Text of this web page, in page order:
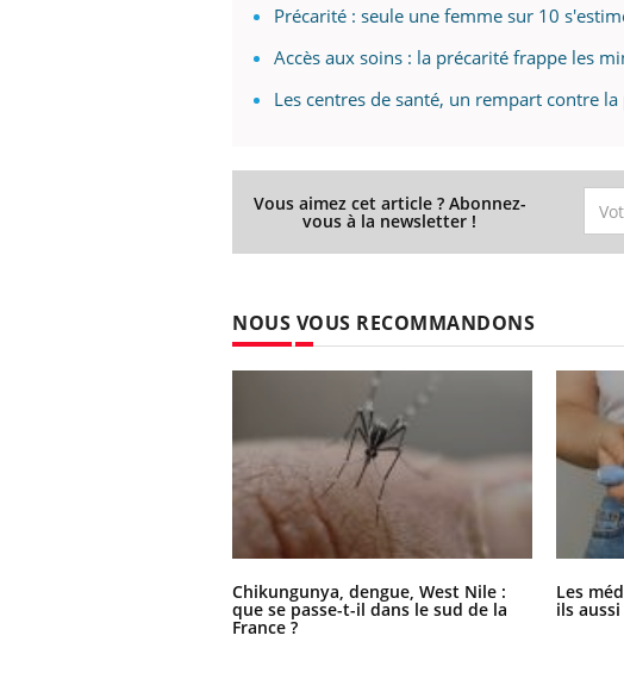
Précarité : seule une femme sur 10
Accès aux soins : la précarité frappe les
Les centres de santé, un rempart contre
Vous aimez cet article ? Abonnez-
vous à la newsletter !
NOUS VOUS RECOMMANDONS
Chikungunya, dengue, West Nile :
que se passe-t-il dans le sud de la
France ?
Les
ils aussi